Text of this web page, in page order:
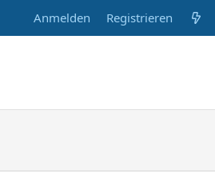
Anmelden Registrieren